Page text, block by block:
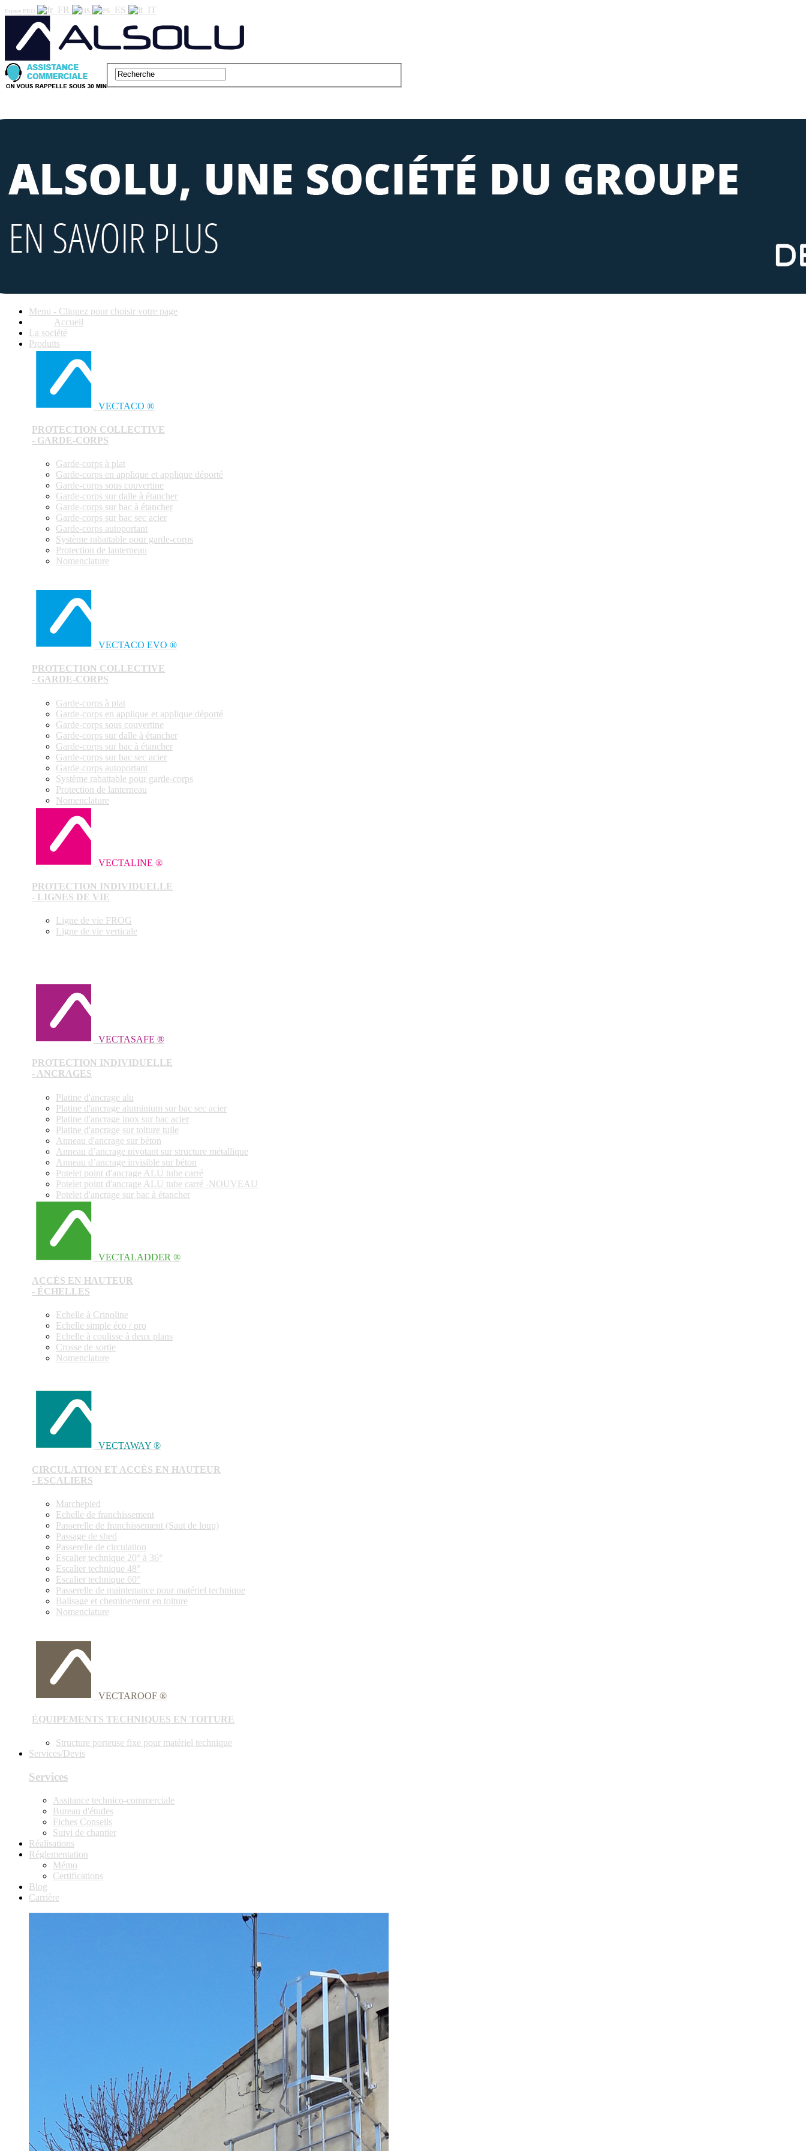
Espace PRO
Menu - Cliquez pour choisir votre page
Accueil
La société
Produits
VECTACO ®
PROTECTION COLLECTIVE
- GARDE-CORPS
Garde-corps à plat
Garde-corps en applique et applique déporté
Garde-corps sous couvertine
Garde-corps sur dalle à étancher
Garde-corps sur bac à étancher
Garde-corps sur bac sec acier
Garde-corps autoportant
Système rabattable pour garde-corps
Protection de lanterneau
Nomenclature
VECTACO EVO ®
PROTECTION COLLECTIVE
- GARDE-CORPS
Garde-corps à plat
Garde-corps en applique et applique déporté
Garde-corps sous couvertine
Garde-corps sur dalle à étancher
Garde-corps sur bac à étancher
Garde-corps sur bac sec acier
Garde-corps autoportant
Système rabattable pour garde-corps
Protection de lanterneau
Nomenclature
VECTALINE ®
PROTECTION INDIVIDUELLE
- LIGNES DE VIE
Ligne de vie FROG
Ligne de vie verticale
VECTASAFE ®
PROTECTION INDIVIDUELLE
- ANCRAGES
Platine d'ancrage alu
Platine d'ancrage aluminium sur bac sec acier
Platine d'ancrage inox sur bac acier
Platine d'ancrage sur toiture tuile
Anneau d'ancrage sur béton
Anneau d’ancrage pivotant sur structure métallique
Anneau d’ancrage invisible sur béton
Potelet point d'ancrage ALU tube carré
Potelet point d'ancrage ALU tube carré -NOUVEAU
Potelet d'ancrage sur bac à étancher
VECTALADDER ®
ACCÈS EN HAUTEUR
- ÉCHELLES
Echelle à Crinoline
Echelle simple éco / pro
Echelle à coulisse à deux plans
Crosse de sortie
Nomenclature
VECTAWAY ®
CIRCULATION ET ACCÈS EN HAUTEUR
- ESCALIERS
Marchepied
Echelle de franchissement
Passerelle de franchissement (Saut de loup)
Passage de shed
Passerelle de circulation
Escalier technique 20° à 36°
Escalier technique 48°
Escalier technique 60°
Passerelle de maintenance pour matériel technique
Balisage et cheminement en toiture
Nomenclature
VECTAROOF ®
ÉQUIPEMENTS TECHNIQUES EN TOITURE
Structure porteuse fixe pour matériel technique
Services/Devis
Services
Assitance technico-commerciale
Bureau d'études
Fiches Conseils
Suivi de chantier
Réalisations
Réglementation
Mémo
Certifications
Blog
Carrière